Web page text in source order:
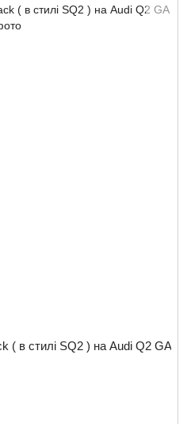
( в стилі SQ2 ) на Audi Q2 GA